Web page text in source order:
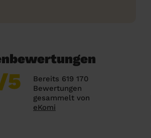
5
Bereits 619 170
Bewertungen
gesammelt von
eKomi